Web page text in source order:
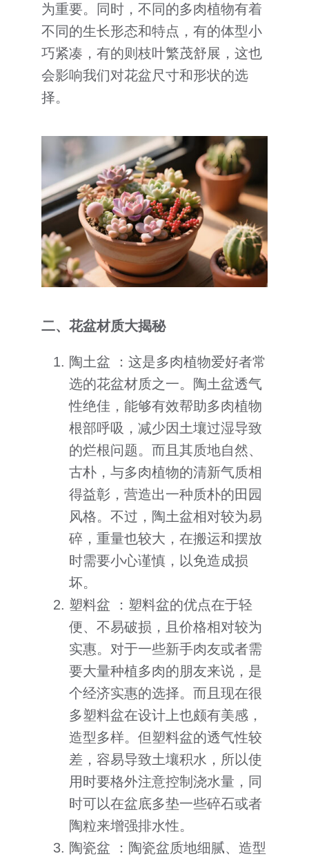
为重要。同时，不同的多肉植物有着
不同的生长形态和特点，有的体型小
巧紧凑，有的则枝叶繁茂舒展，这也
会影响我们对花盆尺寸和形状的选
择。
二、花盆材质大揭秘
陶土盆 ：这是多肉植物爱好者常
选的花盆材质之一。陶土盆透气
性绝佳，能够有效帮助多肉植物
根部呼吸，减少因土壤过湿导致
的烂根问题。而且其质地自然、
古朴，与多肉植物的清新气质相
得益彰，营造出一种质朴的田园
风格。不过，陶土盆相对较为易
碎，重量也较大，在搬运和摆放
时需要小心谨慎，以免造成损
坏。
塑料盆 ：塑料盆的优点在于轻
便、不易破损，且价格相对较为
实惠。对于一些新手肉友或者需
要大量种植多肉的朋友来说，是
个经济实惠的选择。而且现在很
多塑料盆在设计上也颇有美感，
造型多样。但塑料盆的透气性较
差，容易导致土壤积水，所以使
用时要格外注意控制浇水量，同
时可以在盆底多垫一些碎石或者
陶粒来增强排水性。
陶瓷盆 ：陶瓷盆质地细腻、造型